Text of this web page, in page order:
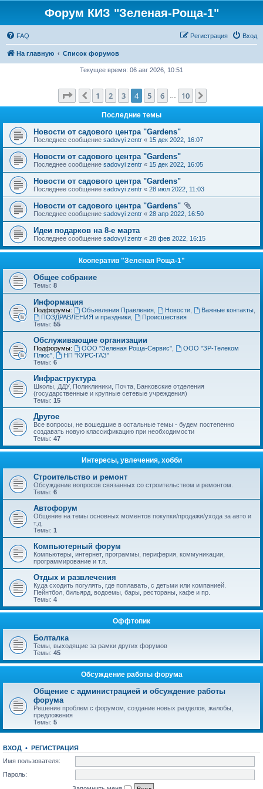
Форум КИЗ "Зеленая-Роща-1"
FAQ Вход
Регистрация
На главную Список форумов
Текущее время: 06 авг 2026, 10:51
Страница4 из 10
Пред.
1 2 3 4 5 6 10
Последние темы
Новости от садового центра "Gardens"
Последнее сообщение sadovyi zentr « 15 дек 2022, 16:07
Новости от садового центра "Gardens"
Последнее сообщение sadovyi zentr « 15 дек 2022, 16:05
Новости от садового центра "Gardens"
Последнее сообщение sadovyi zentr « 28 июл 2022, 11:03
Новости от садового центра "Gardens"
Последнее сообщение sadovyi zentr « 28 апр 2022, 16:50
Идеи подарков на 8-е марта
Последнее сообщение sadovyi zentr « 28 фев 2022, 16:15
Кооператив "Зеленая Роща-1"
Общее собрание
Темы: 8
Информация
Подфорумы: Объявления Правления, Новости, Важные контакты,
ПОЗДРАВЛЕНИЯ и праздники,
Происшествия
Темы: 55
Обслуживающие организации
Подфорумы: ООО "Зеленая Роща-Сервис",
ООО "ЗР-Телеком
Плюс"
НП "КУРС-ГАЗ"
Темы: 6
Инфраструктура
Школы, ДДУ, Поликлиники, Почта, Банковские отделения
(государственные и крупные сетевые учреждения)
Темы: 15
Другое
Все вопросы, не вошедшие в остальные темы - будем постепенно
создавать новую классификацию при необходимости
Темы: 47
Интересы, увлечения, хобби
Строительство и ремонт
Обсуждение вопросов связанных со строительством и ремонтом.
Темы: 6
Автофорум
Общение на темы основных моментов покупки/продажи/ухода за авто и
т.д.
Темы: 1
Компьютерный форум
Компьютеры, интернет, программы, периферия, коммуникации,
программирование и т.п.
Отдых и развлечения
Куда сходить погулять, где поплавать, с детьми или компанией.
Пейнтбол, бильярд, водоемы, бары, рестораны, кафе и пр.
Темы: 4
Оффтопик
Болталка
Темы, выходящие за рамки других форумов
Темы: 45
Обсуждение работы форума
Общение с администрацией и обсуждение работы
форума
Решение проблем с форумом, создание новых разделов, жалобы,
предложения
Темы: 5
ВХОД • РЕГИСТРАЦИЯ
Имя пользователя:
Пароль: